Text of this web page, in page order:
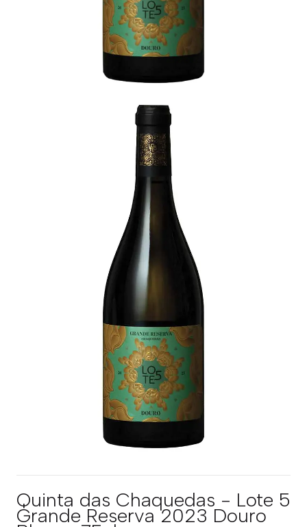
Quinta das Chaquedas - Lote 5
Grande Reserva 2023 Douro